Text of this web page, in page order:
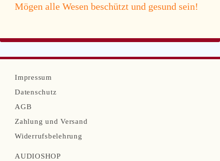
Mögen alle Wesen beschützt und gesund sein!
N
a
v
i
g
Impressum
Datenschutz
AGB
Zahlung und Versand
Widerrufsbelehrung
AUDIOSHOP